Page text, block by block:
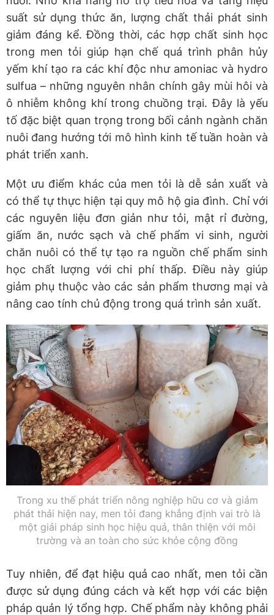
suất sử dụng thức ăn, lượng chất thải phát sinh
giảm đáng kể. Đồng thời, các hợp chất sinh học
trong men tỏi giúp hạn chế quá trình phân hủy
yếm khí tạo ra các khí độc như amoniac và hydro
sulfua – những nguyên nhân chính gây mùi hôi và
ô nhiễm không khí trong chuồng trại. Đây là yếu
tố đặc biệt quan trọng trong bối cảnh ngành chăn
nuôi đang hướng tới mô hình kinh tế tuần hoàn và
phát triển xanh.
Một ưu điểm khác của men tỏi là dễ sản xuất và
có thể tự thực hiện tại quy mô hộ gia đình. Chỉ với
các nguyên liệu đơn giản như tỏi, mật rỉ đường,
giấm ăn, nước sạch và chế phẩm vi sinh, người
chăn nuôi có thể tự tạo ra nguồn chế phẩm sinh
học chất lượng với chi phí thấp. Điều này giúp
giảm phụ thuộc vào các sản phẩm thương mại và
nâng cao tính chủ động trong quá trình sản xuất.
Trong xu thế phát triển nông nghiệp hữu cơ và giảm
phát thải hiện nay, men tỏi đang khẳng định vai trò là
một giải pháp sinh học hiệu quả, thân thiện với môi
trường và an toàn cho sức khỏe cộng đồng
Tuy nhiên, để đạt hiệu quả cao nhất, men tỏi cần
được sử dụng đúng cách và kết hợp với các biện
pháp quản lý tổng hợp. Chế phẩm này không phải